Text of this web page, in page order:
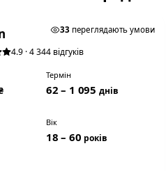
33 переглядають умови
4.9 · 4 344 відгуків
Термін
62 – 1 095днів
Вік
18 – 60 років